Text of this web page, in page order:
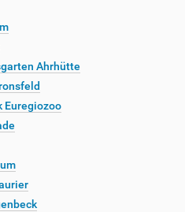
Ahrhütte
Euregiozoo